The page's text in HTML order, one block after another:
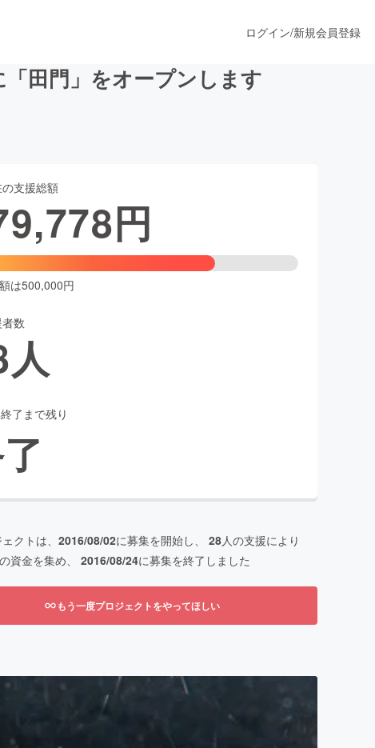
ファッション
ケア
ログイン/新規会員登録
田門」をオープンします
支援総額
円
は500,000円
数
人
了まで残り
クトは、 2016/08/02に募集を開始し、 28人の支援により
資金を集め、 2016/08/24に募集を終了しました
もう一度プロジェクトをやってほしい